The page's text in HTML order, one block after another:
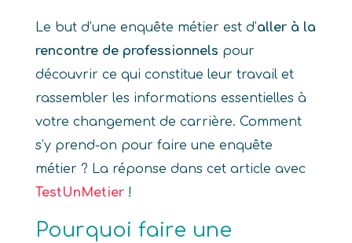
Le but d’une enquête métier est d’aller à la
rencontre de professionnels pour
découvrir ce qui constitue leur travail et
rassembler les informations essentielles à
votre changement de carrière. Comment
s’y prend-on pour faire une enquête
métier ? La réponse dans cet article avec
TestUnMetier!
Pourquoi faire une